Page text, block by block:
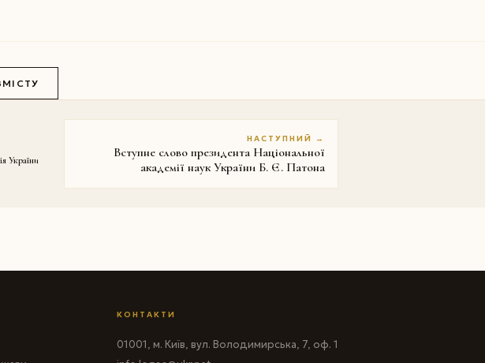
України
НАСТУПНИЙ →
Вступне слово президента Національної
академії наук України Б. Є. Патона
КОНТАКТИ
01001, м. Київ, вул. Володимирська, 7, оф. 1